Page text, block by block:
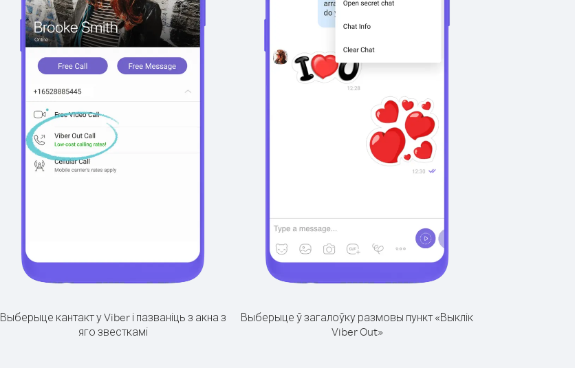
Выберыце кантакт у Viber і пазваніць з акна з
яго звесткамі
Выберыце ў загалоўку размовы пункт «Выклік
Viber Out»